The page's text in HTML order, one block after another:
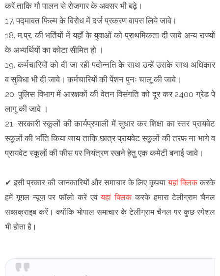
करें ताकि गौ पालन से रोजगार के अवसर भी बढ़े।
17. पद्मावत फिल्म के विरोध में दर्ज प्रकरण वापस लिये जावे।
18. म.प्र. की भर्तियों में यहाँ के युवाओं को प्राथमिकता दी जावे अन्य राज्यों
के अभ्यर्थियों का कोटा सीमित हो ।
19. कर्मचारियों को दी जा रही पदोन्नति के साथ उन्हें उसके साथ अधिकार
व सुविधा भी दी जावे। कर्मचारियों की पेंशन पुनः चालू की जावे।
20. पुलिस विभाग में आरक्षकों की वेतन विसंगति को दूर कर 2400 ग्रेड पे
लागू की जावे ।
21. सरकारी स्कूलों की कार्यप्रणाली में सुधार कर शिक्षा का स्तर प्रायवेट
स्कूलों की भाँति किया जाय ताकि छात्र प्रायवेट स्कूलों की तरफ ना भागे व
प्रायवेट स्कूलों की फीस पर नियंत्रण रखने हेतु एक कमेटी बनाई जावे।
✔ इसी प्रकार की जानकारियों और समाचार के लिए कृपयायहां क्लिक करके
हमें गूगल न्यूज़ पर फॉलो करें एवंयहां क्लिक करके हमारा टेलीग्राम चैनल
सब्सक्राइब करें। क्योंकि भोपाल समाचार के टेलीग्राम चैनल पर कुछ स्पेशल
भी होता है।